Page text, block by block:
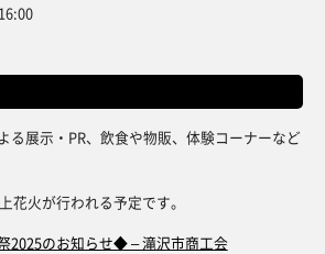
る展示・PR、飲食や物販、体験コーナーなど
花火が行われる予定です。
2025のお知らせ◆ – 滝沢市商工会